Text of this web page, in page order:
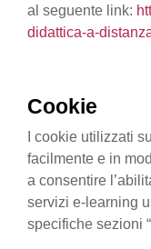
al seguente link:
didattica-a-
Cookie
I cookie utilizzati
facilmente e in
a consentire
servizi e-learning
specifiche sezioni